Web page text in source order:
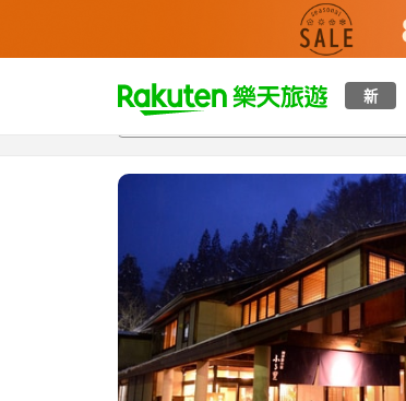
新
t
p
a
s
e
a
r
h
總覽客房與方案評語設施